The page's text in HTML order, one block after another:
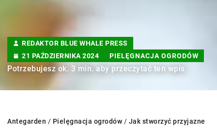
REDAKTOR BLUE WHALE PRESS
21 PAŹDZIERNIKA 2024
PIELĘGNACJA OGRODÓW
Potrzebujesz ok. 3 min. aby przeczytać ten wpis
Antegarden / Pielęgnacja ogrodów / Jak stworzyć przyjazne